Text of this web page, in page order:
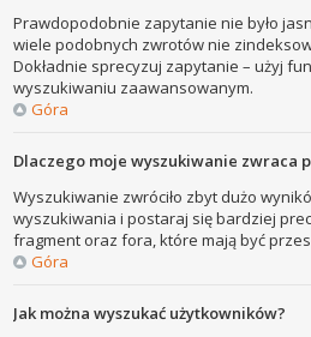
Prawdopodobnie zapytanie nie było
wiele podobnych zwrotów nie
Dokładnie sprecyzuj zapytanie – użyj
wyszukiwaniu zaawansowanym.
Góra
Dlaczego moje wyszukiwanie zwraca
Wyszukiwanie zwróciło zbyt dużo
wyszukiwania i postaraj się bardziej
fragment oraz fora, które mają być
Góra
Jak można wyszukać użytkowników?